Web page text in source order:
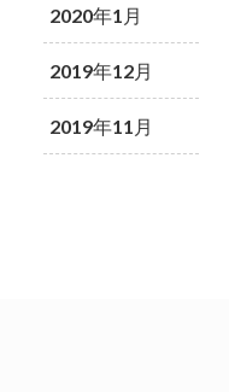
2020年1月
2019年12月
2019年11月